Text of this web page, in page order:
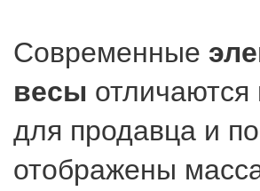
Современные
весы
для продавца и
отображены